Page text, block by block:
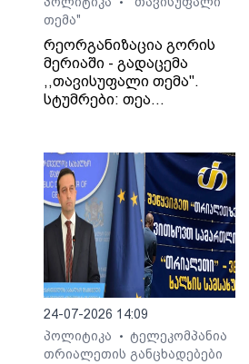
•
თემა"
რეორგანიზაცია გორის
მერიაში - გადაცემა
,,თავისუფალი თემა".
სტუმრები: თეა
24-07-2026 14:09
პოლიტიკა
• ტელეკომპანია
თრიალეთის განცხადებები